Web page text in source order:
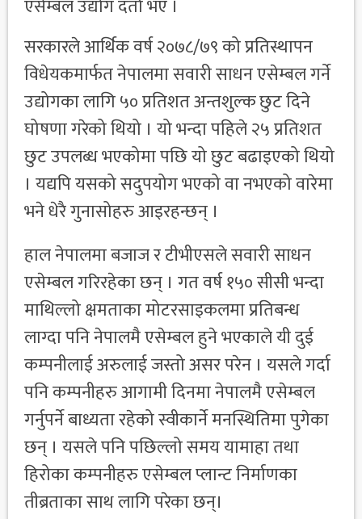
एसेम्बल उद्योग दर्ता भए ।
सरकारले आर्थिक वर्ष २०७८/७९ को प्रतिस्थापन
विधेयकमार्फत नेपालमा सवारी साधन एसेम्बल गर्ने
उद्योगका लागि ५० प्रतिशत अन्तशुल्क छुट दिने
घोषणा गरेको थियो । यो भन्दा पहिले २५ प्रतिशत
छुट उपलब्ध भएकोमा पछि यो छुट बढाइएको थियो
। यद्यपि यसको सदुपयोग भएको वा नभएको वारेमा
भने धेरै गुनासोहरु आइरहन्छन् ।
हाल नेपालमा बजाज र टीभीएसले सवारी साधन
एसेम्बल गरिरहेका छन् । गत वर्ष १५० सीसी भन्दा
माथिल्लो क्षमताका मोटरसाइकलमा प्रतिबन्ध
लाग्दा पनि नेपालमै एसेम्बल हुने भएकाले यी दुई
कम्पनीलाई अरुलाई जस्तो असर परेन । यसले गर्दा
पनि कम्पनीहरु आगामी दिनमा नेपालमै एसेम्बल
गर्नुपर्ने बाध्यता रहेको स्वीकार्ने मनस्थितिमा पुगेका
छन् । यसले पनि पछिल्लो समय यामाहा तथा
हिरोका कम्पनीहरु एसेम्बल प्लान्ट निर्माणका
तीब्रताका साथ लागि परेका छन्।